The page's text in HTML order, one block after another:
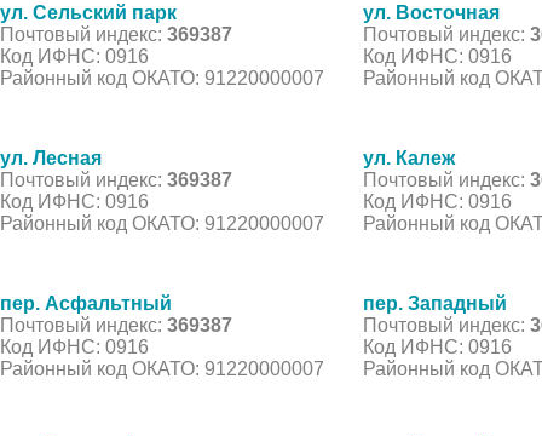
ул. Сельский парк
Почтовый индекс: 369387
Код ИФНС: 0916
Районный код ОКАТО: 91220000007
ул. Восточная
Почтовый индекс:
Код ИФНС: 0916
Районный код
ул. Лесная
Почтовый индекс: 369387
Код ИФНС: 0916
Районный код ОКАТО: 91220000007
ул. Калеж
Почтовый индекс:
Код ИФНС: 0916
Районный код
пер. Асфальтный
Почтовый индекс: 369387
Код ИФНС: 0916
Районный код ОКАТО: 91220000007
пер. Западный
Почтовый индекс:
Код ИФНС: 0916
Районный код